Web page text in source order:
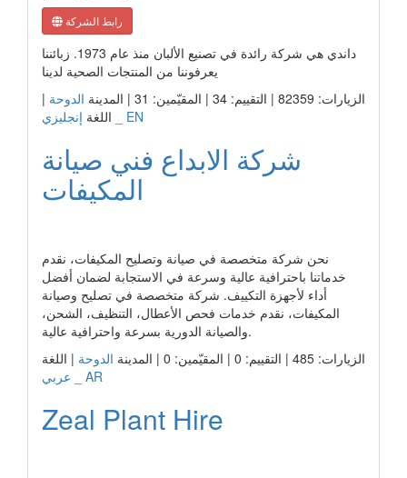
رابط الشركة
داندي هي شركة رائدة في تصنيع الألبان منذ عام 1973. زبائننا
يعرفوننا من المنتجات الصحية لدينا
الزيارات: 82359 | التقييم: 34 | المقيّمين: 31 | المدينة
الدوحة |
اللغة إنجليزي _ EN
شركة الابداع فني صيانة
المكيفات
نحن شركة متخصصة في صيانة وتصليح المكيفات، نقدم
خدماتنا باحترافية عالية وسرعة في الاستجابة لضمان أفضل
أداء لأجهزة التكييف. شركة متخصصة في تصليح وصيانة
المكيفات، نقدم خدمات فحص الأعطال، التنظيف، الشحن،
والصيانة الدورية بسرعة واحترافية عالية.
الزيارات: 485 | التقييم: 0 | المقيّمين: 0 | المدينة
الدوحة | اللغة
عربي _ AR
Zeal Plant Hire